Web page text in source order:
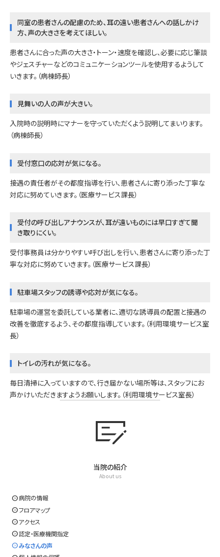
同室の患者さんの配慮のため、耳の遠い患者さんへの話しかけ
方、声の大きさを考えてほしい。
患者さんに合った声の大きさ・トーン・速度を確認し、必要に応じ筆談
やジェスチャーなどのコミュニケーションツールを使用するようして
いきます。（病棟師長）
見舞いの人の声が大きい。
入院時の説明時にマナーを守っていただくよう説明してまいります。
（病棟師長）
受付窓口の応対が気になる。
接遇の責任者がその都度指導を行い、患者さんに寄り添った丁寧な
対応に努めていきます。（医療サービス課長）
受付の呼び出しアナウンスが、耳が遠いものには早口すぎて聞
き取りにくい。
受付事務員は分かりやすい呼び出しを行い、患者さんに寄り添った丁
寧な対応に努めていきます。（医療サービス課長）
駐車場スタッフの誘導や応対が気になる。
駐車場の運営を委託している業者に、適切な誘導員の配置と接遇の
改善を徹底するよう、その都度指導しています。（利用環境サービス室
長）
トイレの汚れが気になる。
毎日清掃に入っていますので、行き届かない場所等は、スタッフにお
声かけいただきますようお願いします。（利用環境サービス室長）
checkbook
当院の紹介
About us
expand_circle_right病院の情報
expand_circle_rightフロアマップ
expand_circle_rightアクセス
expand_circle_right認定・医療機関指定
expand_circle_rightみなさんの声